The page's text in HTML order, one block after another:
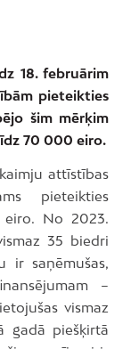
18. februārim
pieteikties
šim mērķim
70 000 eiro.
attīstības
pieteikties
eiro. No 2023.
35 biedri
ir saņēmušas,
–
vismaz
gadā piešķirtā